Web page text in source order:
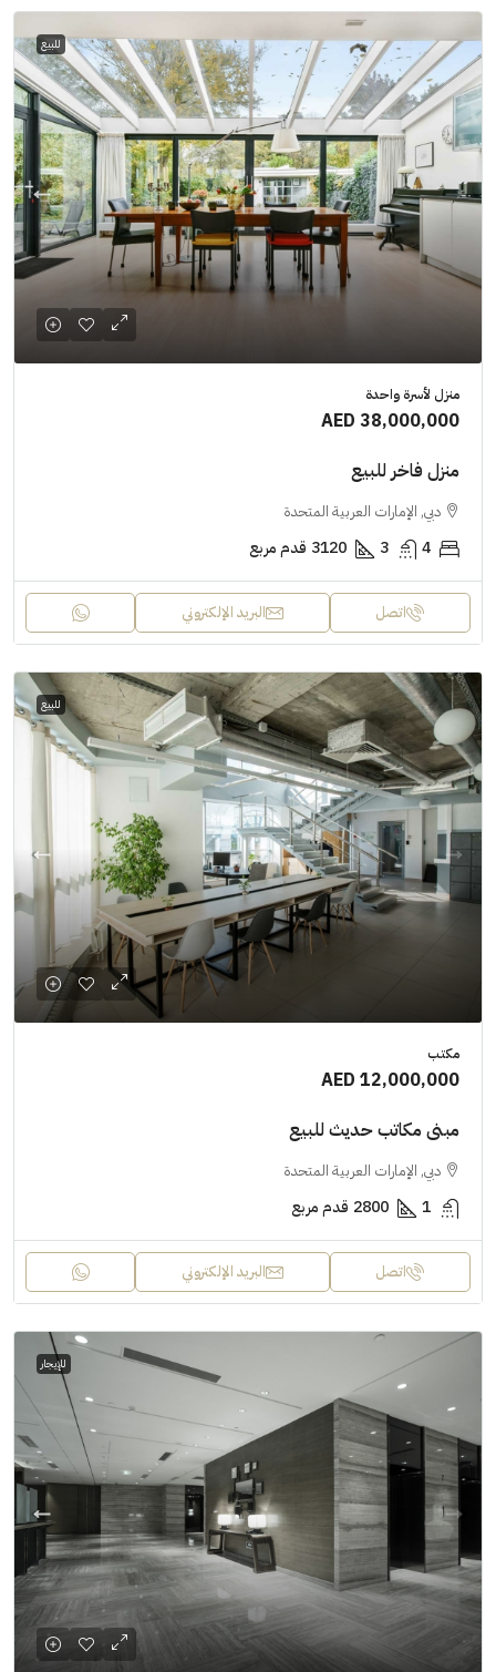
للبيع
منزل لأسرة واحدة
AED 38,000,000
منزل فاخر للبيع
دبي, الإمارات العربية المتحدة
4
3
3120 قدم مربع
اتصل البريد الإلكتروني
للبيع
مكتب
AED 12,000,000
مبنى مكاتب حديث للبيع
دبي, الإمارات العربية المتحدة
1
2800 قدم مربع
اتصل البريد الإلكتروني
للإيجار